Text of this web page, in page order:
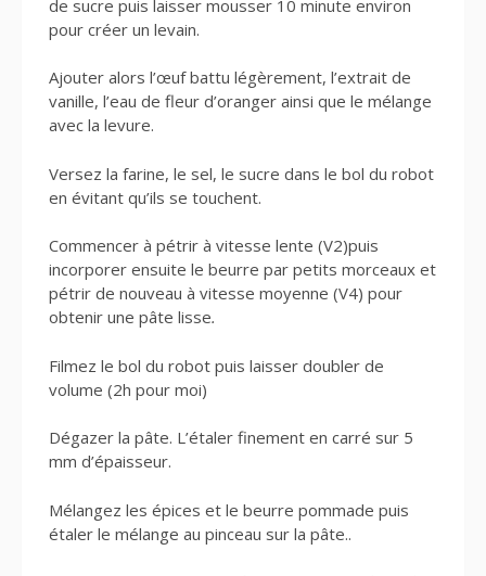
de sucre puis laisser mousser 10 minute environ
pour créer un levain.
Ajouter alors l’œuf battu légèrement, l’extrait de
vanille, l’eau de fleur d’oranger ainsi que le mélange
avec la levure.
Versez la farine, le sel, le sucre dans le bol du robot
en évitant qu’ils se touchent.
Commencer à pétrir à vitesse lente (V2)puis
incorporer ensuite le beurre par petits morceaux et
pétrir de nouveau à vitesse moyenne (V4) pour
obtenir une pâte lisse.
Filmez le bol du robot puis laisser doubler de
volume (2h pour moi)
Dégazer la pâte. L’étaler finement en carré sur 5
mm d’épaisseur.
Mélangez les épices et le beurre pommade puis
étaler le mélange au pinceau sur la pâte..